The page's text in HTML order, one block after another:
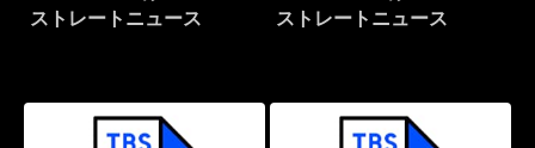
ストレートニュース ストレートニュース